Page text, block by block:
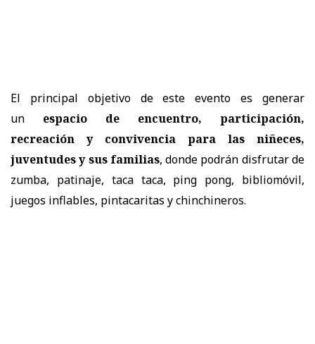
El principal objetivo de este evento es generar
un
espacio de encuentro, participación,
recreación y convivencia para las niñeces,
juventudes y sus familias, donde podrán disfrutar de
zumba, patinaje, taca taca, ping pong, bibliomóvil,
juegos inflables, pintacaritas y chinchineros.